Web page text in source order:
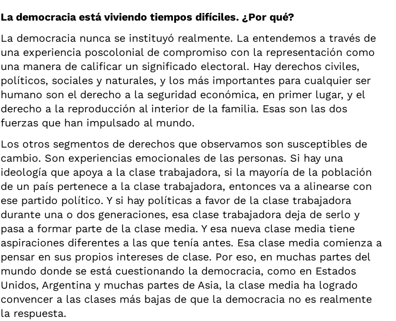
La democracia está viviendo tiempos difíciles. ¿Por qué?
La democracia nunca se instituyó realmente. La entendemos a través de
una experiencia poscolonial de compromiso con la representación como
una manera de calificar un significado electoral. Hay derechos civiles,
políticos, sociales y naturales, y los más importantes para cualquier ser
humano son el derecho a la seguridad económica, en primer lugar, y el
derecho a la reproducción al interior de la familia. Esas son las dos
fuerzas que han impulsado al mundo.
Los otros segmentos de derechos que observamos son susceptibles de
cambio. Son experiencias emocionales de las personas. Si hay una
ideología que apoya a la clase trabajadora, si la mayoría de la población
de un país pertenece a la clase trabajadora, entonces va a alinearse con
ese partido político. Y si hay políticas a favor de la clase trabajadora
durante una o dos generaciones, esa clase trabajadora deja de serlo y
pasa a formar parte de la clase media. Y esa nueva clase media tiene
aspiraciones diferentes a las que tenía antes. Esa clase media comienza a
pensar en sus propios intereses de clase. Por eso, en muchas partes del
mundo donde se está cuestionando la democracia, como en Estados
Unidos, Argentina y muchas partes de Asia, la clase media ha logrado
convencer a las clases más bajas de que la democracia no es realmente
la respuesta.